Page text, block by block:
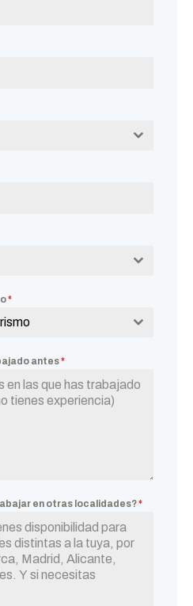
*
antes*
en otras localidades?*